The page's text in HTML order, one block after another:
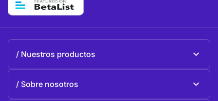
Nuestros productos
Sobre nosotros